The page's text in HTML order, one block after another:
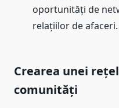
oportunități de
relațiilor de afaceri.
Crearea unei
comunități